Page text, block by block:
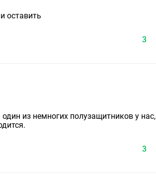
оставить
3
из немногих полузащитников у нас,
3